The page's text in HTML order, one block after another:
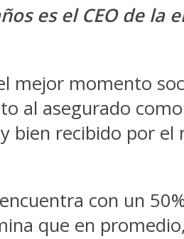
es el CEO de
mejor momento
al asegurado
bien recibido por
con un
que en